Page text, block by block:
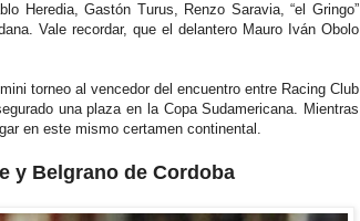
Heredia, Gastón Turus, Renzo Saravia, “el Gringo”
Vale recordar, que el delantero Mauro Iván Obolo
torneo al vencedor del encuentro entre Racing Club
una plaza en la Copa Sudamericana. Mientras
en este mismo certamen continental.
y Belgrano de Cordoba